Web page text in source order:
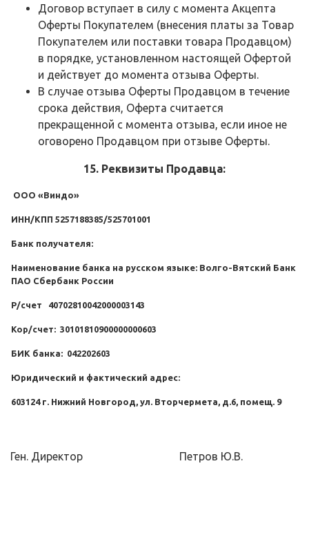
Договор вступает в силу с момента Акцепта
Оферты Покупателем (внесения платы за Товар
Покупателем или поставки товара Продавцом)
в порядке, установленном настоящей Офертой
и действует до момента отзыва Оферты.
В случае отзыва Оферты Продавцом в течение
срока действия, Оферта считается
прекращенной с момента отзыва, если иное не
оговорено Продавцом при отзыве Оферты.
15. Реквизиты Продавца:
ООО «Виндо»
ИНН/КПП 5257188385/525701001
Банк получателя:
Наименование банка на русском языке: Волго-Вятский Банк
ПАО Сбербанк России
Р/счет 40702810042000003143
Кор/счет: 30101810900000000603
БИК банка: 042202603
Юридический и фактический адрес:
603124 г. Нижний Новгород, ул. Вторчермета, д.6, помещ. 9
Ген. Директор Петров Ю.В.